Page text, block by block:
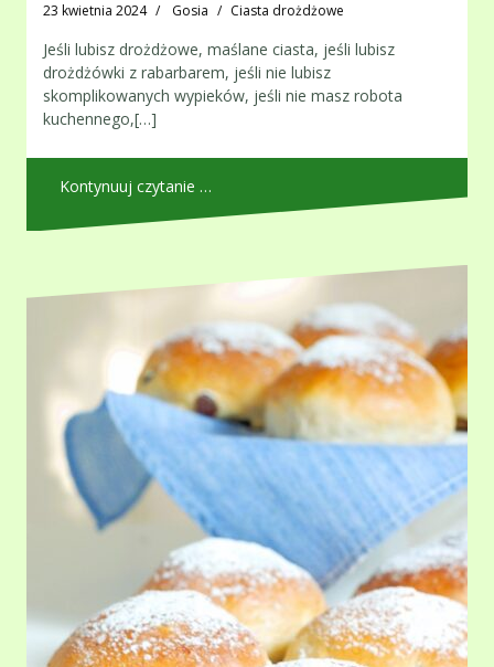
23 kwietnia 2024 Gosia Ciasta drożdżowe
Jeśli lubisz drożdżowe, maślane ciasta, jeśli lubisz
drożdżówki z rabarbarem, jeśli nie lubisz
skomplikowanych wypieków, jeśli nie masz robota
kuchennego,[…]
Kontynuuj czytanie …